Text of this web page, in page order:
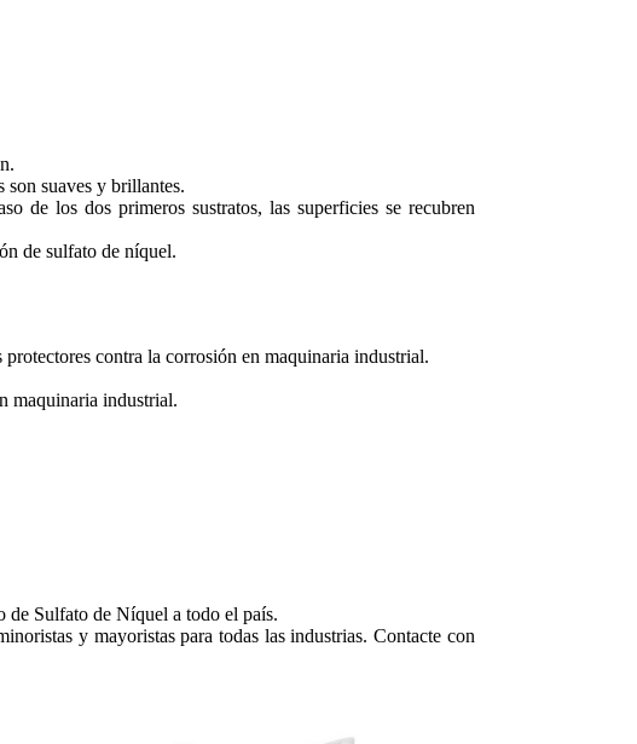
son suaves y brillantes.
de los dos primeros sustratos, las superficies se recubren
de sulfato de níquel.
contra la corrosión en maquinaria industrial.
maquinaria industrial.
de Sulfato de Níquel a todo el país.
y mayoristas para todas las industrias. Contacte con